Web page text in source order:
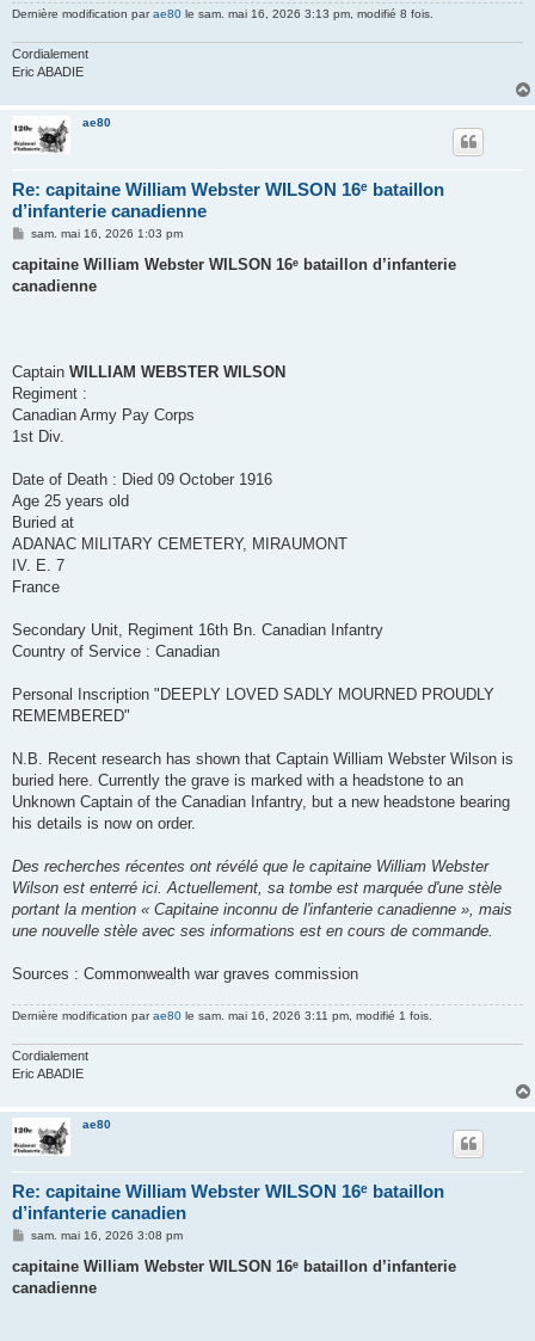
Dernière modification parae80 le sam. mai 16, 2026 3:13 pm, modifié 8 fois.
Cordialement
Eric ABADIE
ae80
Re: capitaine William Webster WILSON 16ᵉ bataillon
d’infanterie canadienne
M
s
s
a
sam. mai 16, 2026 1:03 pm
capitaine William Webster WILSON 16ᵉ bataillon d’infanterie
canadienne
Captain WILLIAM WEBSTER WILSON
Regiment :
Canadian Army Pay Corps
1st Div.
Date of Death : Died 09 October 1916
Age 25 years old
Buried at
ADANAC MILITARY CEMETERY, MIRAUMONT
IV. E. 7
France
Secondary Unit, Regiment 16th Bn. Canadian Infantry
Country of Service : Canadian
Personal Inscription "DEEPLY LOVED SADLY MOURNED PROUDLY
REMEMBERED"
N.B. Recent research has shown that Captain William Webster Wilson is
buried here. Currently the grave is marked with a headstone to an
Unknown Captain of the Canadian Infantry, but a new headstone bearing
his details is now on order.
Des recherches récentes ont révélé que le capitaine William Webster
Wilson est enterré ici. Actuellement, sa tombe est marquée d'une stèle
portant la mention « Capitaine inconnu de l'infanterie canadienne », mais
une nouvelle stèle avec ses informations est en cours de commande.
Sources : Commonwealth war graves commission
Dernière modification parae80 le sam. mai 16, 2026 3:11 pm, modifié 1 fois.
Cordialement
Eric ABADIE
ae80
Re: capitaine William Webster WILSON 16ᵉ bataillon
d’infanterie canadien
M
s
s
a
sam. mai 16, 2026 3:08 pm
capitaine William Webster WILSON 16ᵉ bataillon d’infanterie
canadienne